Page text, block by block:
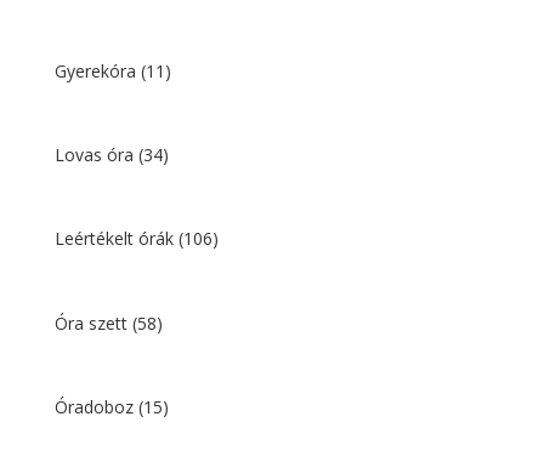
Gyerekóra (11)
Lovas óra (34)
Leértékelt órák (106)
Óra szett (58)
Óradoboz (15)